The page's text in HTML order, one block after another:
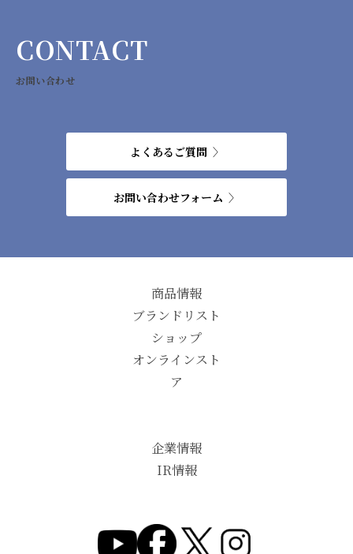
CONTACT
お問い合わせ
よくあるご質問
お問い合わせフォーム
商品情報
ブランドリスト
ショップ
オンラインスト
ア
企業情報
IR情報